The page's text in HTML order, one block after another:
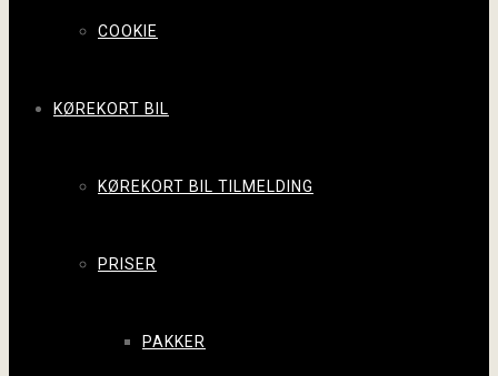
COOKIE
KØREKORT BIL
KØREKORT BIL TILMELDING
PRISER
PAKKER